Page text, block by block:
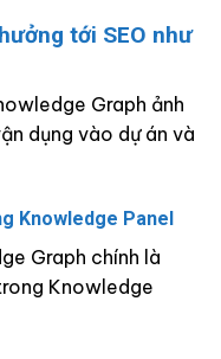
tới SEO như
Graph ảnh
dụng vào dự án và
Knowledge Panel
Graph chính là
Knowledge